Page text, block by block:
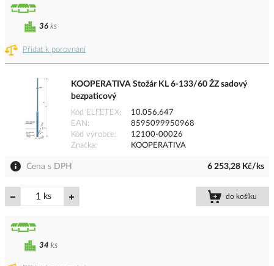
Přidat k porovnání
36 ks
KOOPERATIVA Stožár KL 6-133/60 ŽZ sadový
bezpaticový
Kód ELFETEX
10.056.647
EAN
8595099950968
Kód výrobce
12100-00026
Značka
KOOPERATIVA
Cena s DPH 6 253,28 Kč/ks
ks do košíku
34 ks